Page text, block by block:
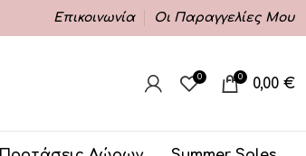
Επικοινωνία Οι Παραγγελίες Μου
0 0 0,00 €